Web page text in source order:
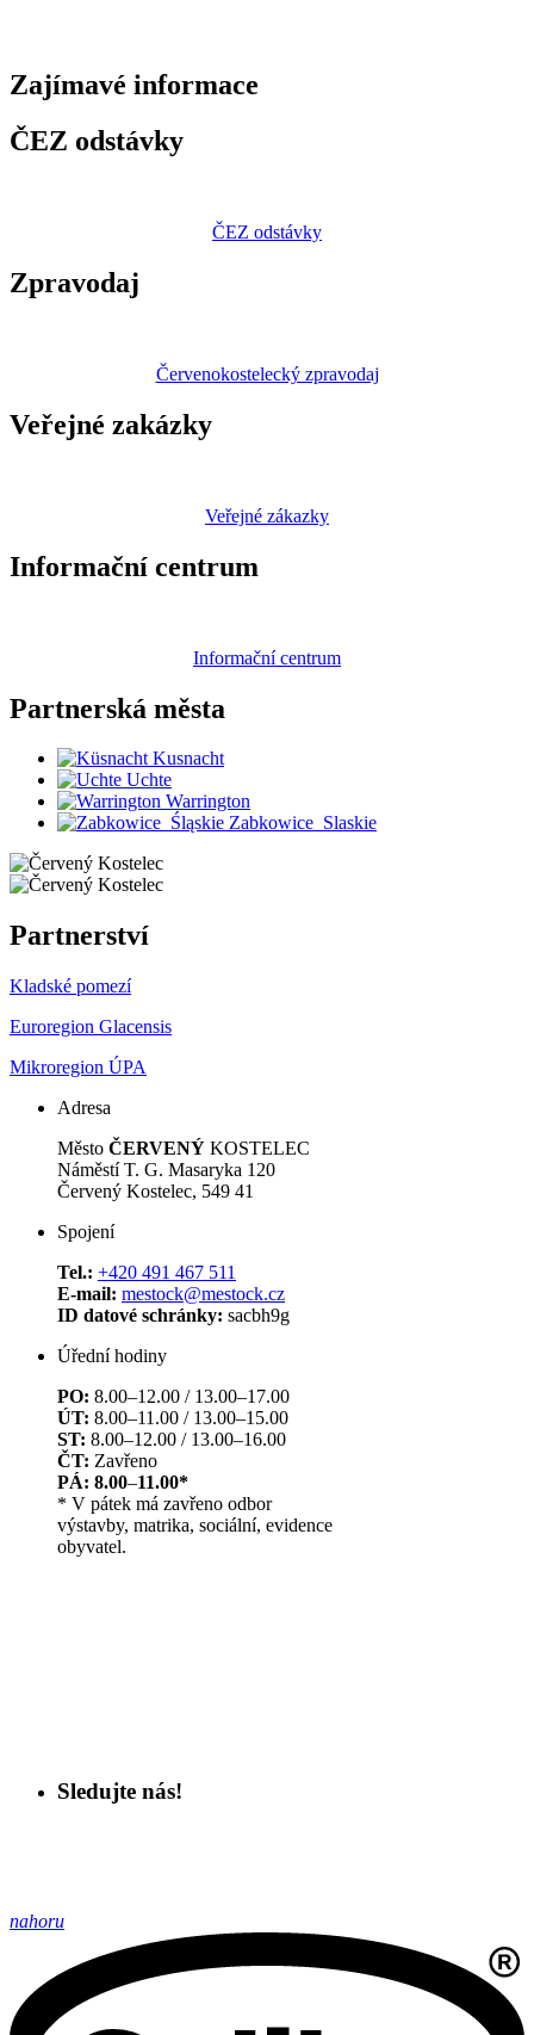
Zajímavé informace
ČEZ odstávky
ČEZ odstávky
Zpravodaj
Červenokostelecký zpravodaj
Veřejné zakázky
Veřejné zákazky
Informační centrum
Informační centrum
Partnerská města
Kusnacht
Uchte
Warrington
Zabkowice_Slaskie
Partnerství
Kladské pomezí
Euroregion Glacensis
Mikroregion ÚPA
Adresa
Město ČERVENÝ KOSTELEC
Náměstí T. G. Masaryka 120
Červený Kostelec, 549 41
Spojení
Tel.: +420 491 467 511
E-mail: mestock@mestock.cz
ID datové schránky: sacbh9g
Úřední hodiny
PO: 8.00–12.00 / 13.00–17.00
ÚT: 8.00–11.00 / 13.00–15.00
ST: 8.00–12.00 / 13.00–16.00
ČT: Zavřeno
PÁ: 8.00–11.00*
* V pátek má zavřeno odbor
výstavby, matrika, sociální, evidence
obyvatel.
Sledujte nás!
nahoru